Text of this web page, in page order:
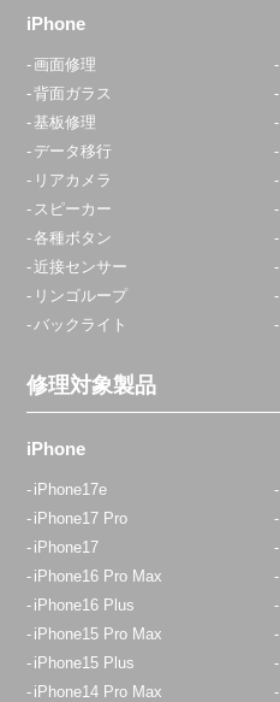
iPhone
画面修理
背面ガラス
基板修理
データ移行
リアカメラ
スピーカー
各種ボタン
近接センサー
リンゴループ
バックライト
修理対象製品
iPhone
iPhone17e
iPhone17 Pro
iPhone17
iPhone16 Pro Max
iPhone16 Plus
iPhone15 Pro Max
iPhone15 Plus
iPhone14 Pro Max